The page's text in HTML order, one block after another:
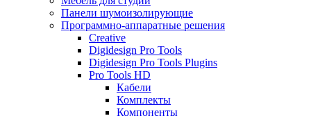
Панели шумоизолирующие
Программно-аппаратные решения
Creative
Digidesign Pro Tools
Digidesign Pro Tools Plugins
Pro Tools HD
Кабели
Комплекты
Компоненты